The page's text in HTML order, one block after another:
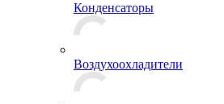
Конденсаторы
Воздухоохладители